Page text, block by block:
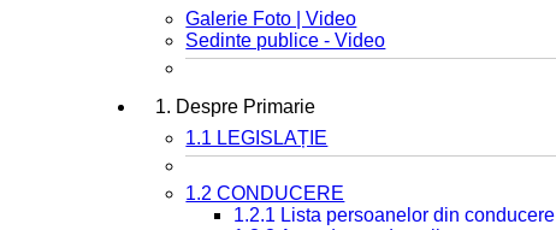
Galerie Foto | Video
Sedinte publice - Video
1. Despre Primarie
1.1 LEGISLAȚIE
1.2 CONDUCERE
1.2.1 Lista persoanelor din conducere